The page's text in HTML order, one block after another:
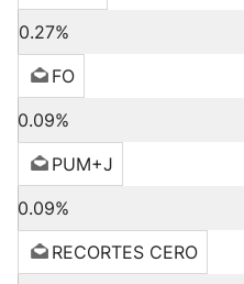
0.27%
FO
0.09%
PUM+J
0.09%
RECORTES CERO